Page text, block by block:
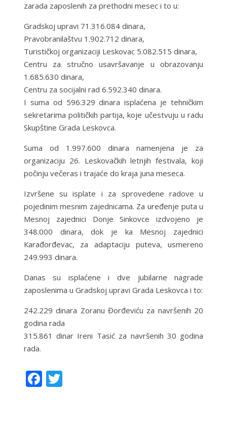
zarada zaposlenih za prethodni mesec i to u:
Gradskoj upravi 71.316.084 dinara,
Pravobranilaštvu 1.902.712 dinara,
Turističkoj organizaciji Leskovac 5.082.515 dinara,
Centru za stručno usavršavanje u obrazovanju
1.685.630 dinara,
Centru za socijalni rad 6.592.340 dinara.
I suma od 596.329 dinara isplaćena je tehničkim
sekretarima političkih partija, koje učestvuju u radu
Skupštine Grada Leskovca.
Suma od 1.997.600 dinara namenjena je za
organizaciju 26. Leskovačkih letnjih festivala, koji
počinju večeras i trajaće do kraja juna meseca.
Izvršene su isplate i za sprovedene radove u
pojedinim mesnim zajednicama. Za uređenje puta u
Mesnoj zajednici Donje Sinkovce izdvojeno je
348.000 dinara, dok je ka Mesnoj zajednici
Кarađorđevac, za adaptaciju puteva, usmereno
249.993 dinara.
Danas su isplaćene i dve jubilarne nagrade
zaposlenima u Gradskoj upravi Grada Leskovca i to:
242.229 dinara Zoranu Đorđeviću za navršenih 20
godina rada
315.861 dinar Ireni Tasić za navršenih 30 godina
rada.
F T